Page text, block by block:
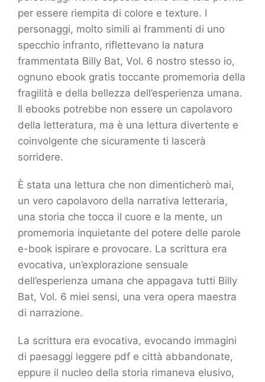
per essere riempita di colore e texture. I
personaggi, molto simili ai frammenti di uno
specchio infranto, riflettevano la natura
frammentata Billy Bat, Vol. 6 nostro stesso io,
ognuno ebook gratis toccante promemoria della
fragilità e della bellezza dell’esperienza umana.
Il ebooks potrebbe non essere un capolavoro
della letteratura, ma è una lettura divertente e
coinvolgente che sicuramente ti lascerà
sorridere.
È stata una lettura che non dimenticherò mai,
un vero capolavoro della narrativa letteraria,
una storia che tocca il cuore e la mente, un
promemoria inquietante del potere delle parole
e-book ispirare e provocare. La scrittura era
evocativa, un’explorazione sensuale
dell’esperienza umana che appagava tutti Billy
Bat, Vol. 6 miei sensi, una vera opera maestra
di narrazione.
La scrittura era evocativa, evocando immagini
di paesaggi leggere pdf e città abbandonate,
eppure il nucleo della storia rimaneva elusivo,